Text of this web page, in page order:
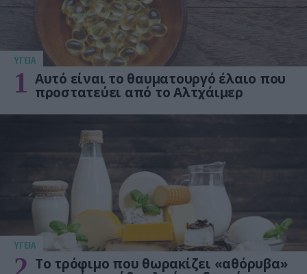
ΥΓΕΙΑ
1 Αυτό είναι το θαυματουργό έλαιο που
προστατεύει από το Αλτχάιμερ
ΥΓΕΙΑ
Το τρόφιμο που θωρακίζει «αθόρυβα»